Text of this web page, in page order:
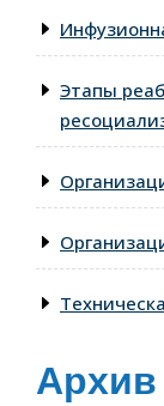
Этапы
Архив